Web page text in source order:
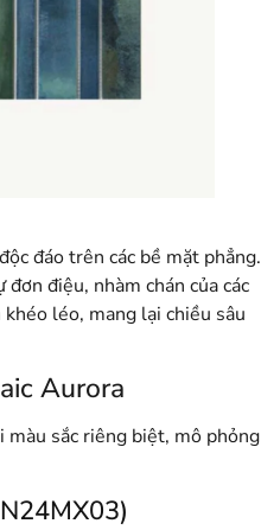
đáo trên các bề mặt phẳng.
điệu, nhàm chán của các
léo, mang lại chiều sâu
Aurora
màu sắc riêng biệt, mô phỏng